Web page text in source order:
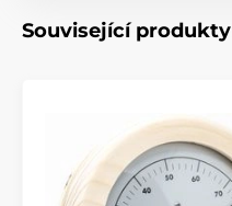
Související produkty